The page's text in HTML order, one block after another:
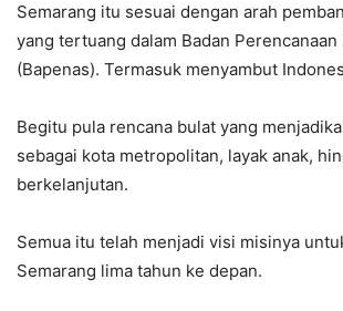
Semarang itu sesuai dengan arah
yang tertuang dalam Badan Perencanaan
(Bapenas). Termasuk menyambut
Begitu pula rencana bulat yang
sebagai kota metropolitan, layak anak,
berkelanjutan.
Semua itu telah menjadi visi misinya
Semarang lima tahun ke depan.